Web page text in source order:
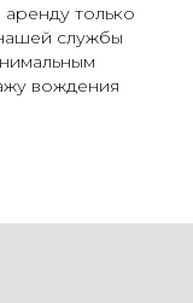
только
службы
вождения